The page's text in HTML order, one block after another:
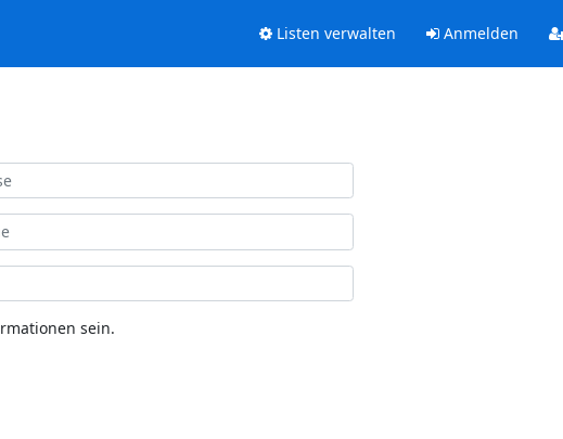
Listen verwalten Anmelden
sein.